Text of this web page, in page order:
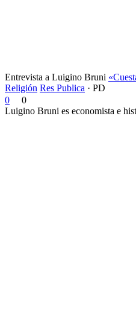
Entrevista a Luigino Bruni
Religión Res Publica · PD
0
0
Luigino Bruni es economista e